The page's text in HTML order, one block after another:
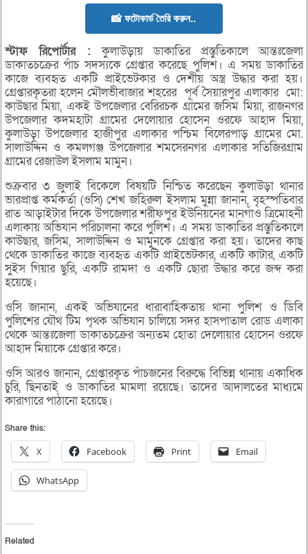
📸 ফটোকার্ড তৈরি করুন..
স্টাফরিপোর্টার : কুলাউড়ায় ডাকাতির প্রস্তুতিকালে আন্তঃজেলা
ডাকাতচক্রের পাঁচ সদস্যকে গ্রেপ্তার করেছে পুলিশ। এ সময় ডাকাতির
কাজে ব্যবহৃত একটি প্রাইভেটকার ও দেশীয় অস্ত্র উদ্ধার করা হয়।
গ্রেপ্তারকৃতরা হলেন মৌলভীবাজার শহরের পূর্ব সৈয়ারপুর এলাকার মো:
কাউছার মিয়া, একই উপজেলার বেরিরচক গ্রামের জসিম মিয়া, রাজনগর
উপজেলার কদমহাটা গ্রামের দেলোয়ার হোসেন ওরফে আহাদ মিয়া,
কুলাউড়া উপজেলার হাজীপুর এলাকার পশ্চিম বিলেরপাড় গ্রামের মো.
সালাউদ্দিন ও কমলগঞ্জ উপজেলার শমসেরনগর এলাকার সতিজিরগ্রাম
গ্রামের রেজাউল ইসলাম মামুন।
শুক্রবার ৩ জুলাই বিকেলে বিষয়টি নিশ্চিত করেছেন কুলাউড়া থানার
ভারপ্রাপ্ত কর্মকর্তা (ওসি) শেখ জহিরুল ইসলাম মুন্না জানান, বৃহস্পতিবার
রাত আড়াইটার দিকে উপজেলার শরীফপুর ইউনিয়নের মানগাঁও ত্রিমোহনী
এলাকায় অভিযান পরিচালনা করে পুলিশ। এ সময় ডাকাতির প্রস্তুতিকালে
কাউছার, জসিম, সালাউদ্দিন ও মামুনকে গ্রেপ্তার করা হয়। তাদের কাছ
থেকে ডাকাতির কাজে ব্যবহৃত একটি প্রাইভেটকার, একটি কাটার, একটি
সুইস গিয়ার ছুরি, একটি রামদা ও একটি ছোরা উদ্ধার করে জব্দ করা
হয়েছে।
ওসি জানান, একই অভিযানের ধারাবাহিকতায় থানা পুলিশ ও ডিবি
পুলিশের যৌথ টিম পৃথক অভিযান চালিয়ে সদর হাসপাতাল রোড এলাকা
থেকে আন্তঃজেলা ডাকাতচক্রের অন্যতম হোতা দেলোয়ার হোসেন ওরফে
আহাদ মিয়াকে গ্রেপ্তার করে।
ওসি আরও জানান, গ্রেপ্তারকৃত পাঁচজনের বিরুদ্ধে বিভিন্ন থানায় একাধিক
চুরি, ছিনতাই ও ডাকাতির মামলা রয়েছে। তাদের আদালতের মাধ্যমে
কারাগারে পাঠানো হয়েছে।
Share this:
X Facebook Print Email
WhatsApp
Related